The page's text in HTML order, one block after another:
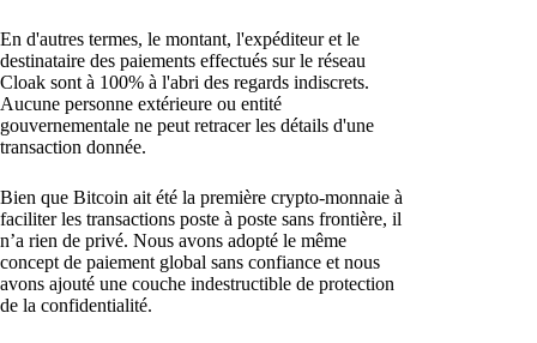
En d'autres termes, le montant, l'expéditeur et le
destinataire des paiements effectués sur le réseau
Cloak sont à 100% à l'abri des regards indiscrets.
Aucune personne extérieure ou entité
gouvernementale ne peut retracer les détails d'une
transaction donnée.
Bien que Bitcoin ait été la première crypto-monnaie à
faciliter les transactions poste à poste sans frontière, il
n’a rien de privé. Nous avons adopté le même
concept de paiement global sans confiance et nous
avons ajouté une couche indestructible de protection
de la confidentialité.